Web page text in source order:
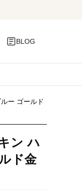
BLOG
ー ゴールド
ン ハ
ド金